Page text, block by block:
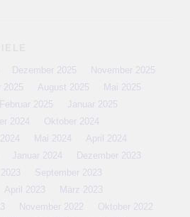
Dezember 2025
November 2025
2025 August 2025
Mai 2025
Februar 2025
Januar 2025
2024
Oktober 2024
Mai 2024
April 2024
Januar 2024
Dezember 2023
September 2023
April 2023
März 2023
November 2022
Oktober 2022